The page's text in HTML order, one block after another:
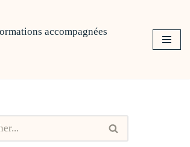
accompagnées